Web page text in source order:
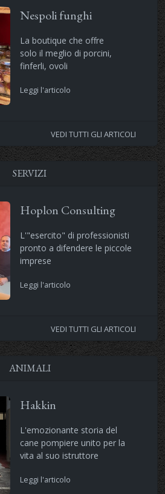
Nespoli funghi
La boutique che offre
solo il meglio di porcini,
finferli, ovoli
Leggi l'articolo
VEDI TUTTI GLI ARTICOLI
SERVIZI
Hoplon Consulting
L'"esercito" di professionisti
pronto a difendere le piccole
imprese
Leggi l'articolo
VEDI TUTTI GLI ARTICOLI
ANIMALI
Hakkin
L'emozionante storia del
cane pompiere unito per la
vita al suo istruttore
Leggi l'articolo